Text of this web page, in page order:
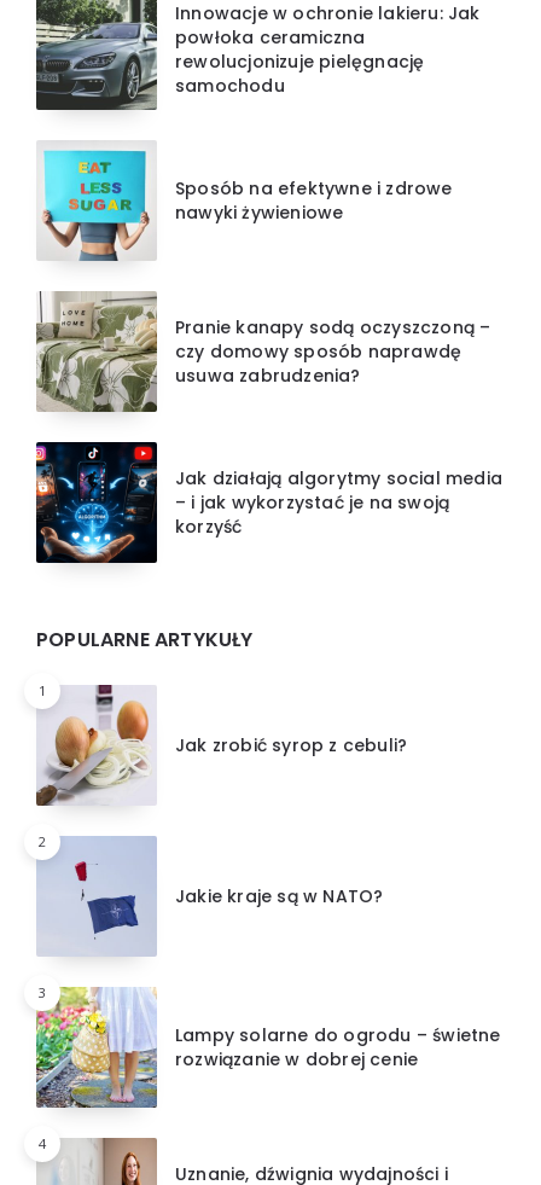
Innowacje w ochronie lakieru: Jak
powłoka ceramiczna
rewolucjonizuje pielęgnację
samochodu
Sposób na efektywne i zdrowe
nawyki żywieniowe
Pranie kanapy sodą oczyszczoną –
czy domowy sposób naprawdę
usuwa zabrudzenia?
Jak działają algorytmy social media
– i jak wykorzystać je na swoją
korzyść
POPULARNE ARTYKUŁY
1
Jak zrobić syrop z cebuli?
2
Jakie kraje są w NATO?
3
Lampy solarne do ogrodu – świetne
rozwiązanie w dobrej cenie
4
Uznanie, dźwignia wydajności i